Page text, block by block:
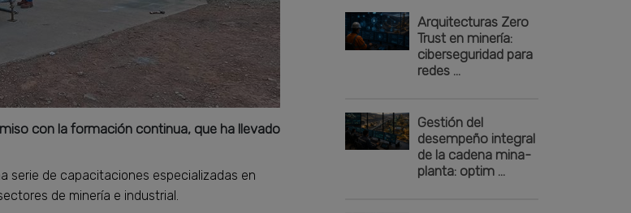
con la formación continua, que ha llevado
serie de capacitaciones especializadas en
de minería e industrial.
Arquitecturas Zero
Trust en minería:
ciberseguridad para
redes ...
Gestión del
desempeño integral
de la cadena mina-
planta: optim ...